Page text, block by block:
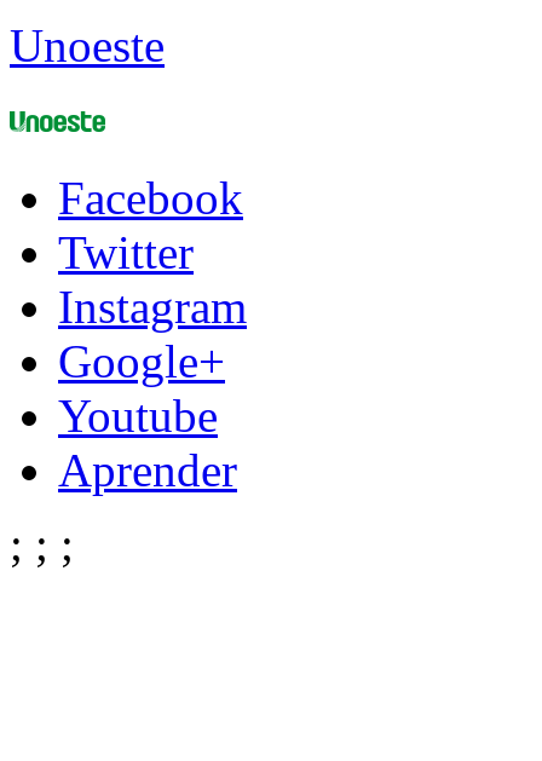
Unoeste
Facebook
Twitter
Instagram
Google+
Youtube
Aprender
; ; ;